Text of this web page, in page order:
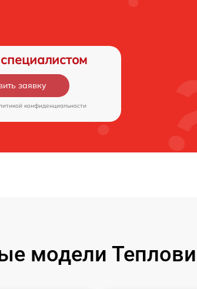
заявку
конфиденциальности
модели